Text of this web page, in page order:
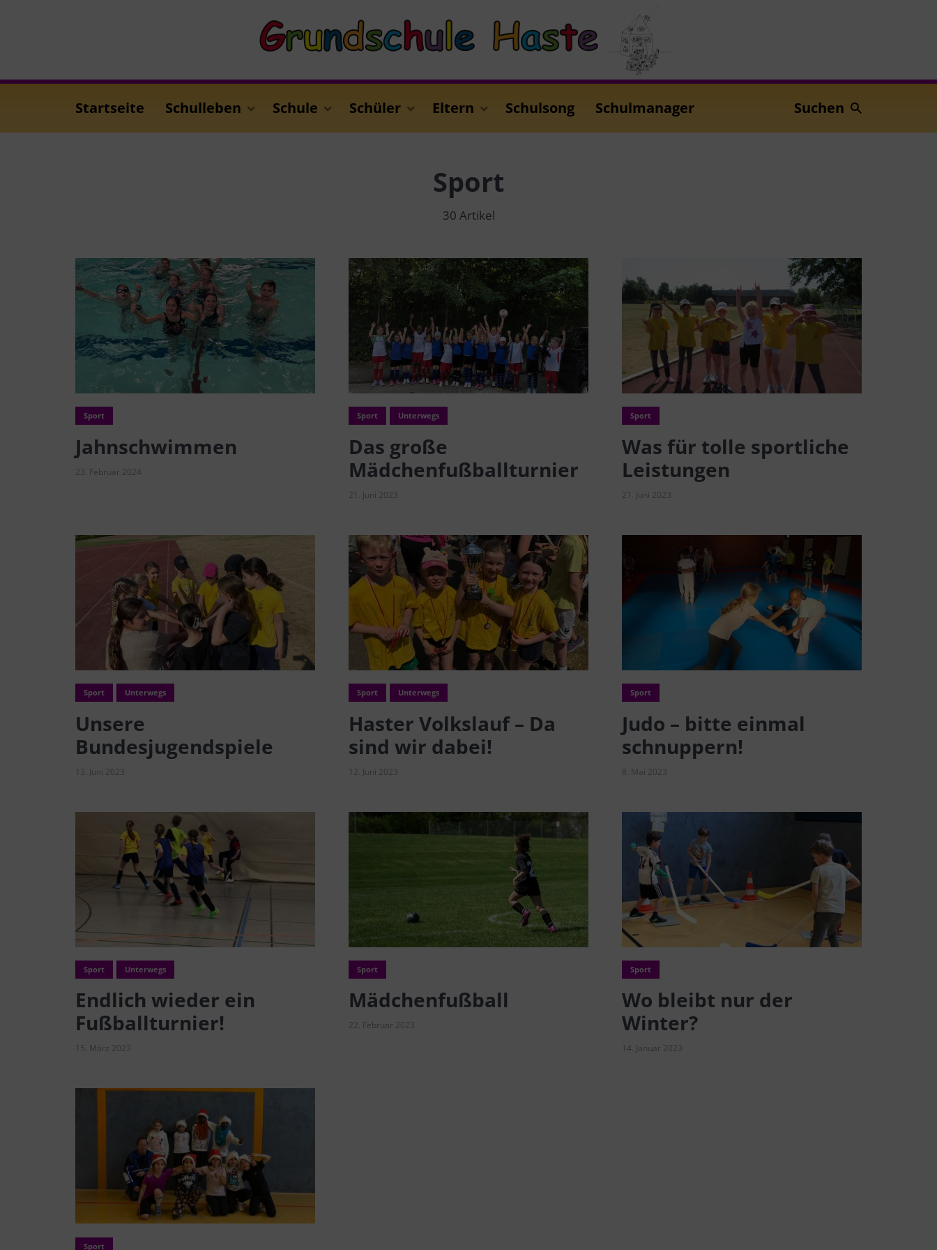
Startseite Schulleben Schule Schüler Eltern Schulsong Schulmanager Suchen
Sport
30 Artikel
Sport
Jahnschwimmen
23. Februar 2024
Sport Unterwegs
Das große
Mädchenfußballturnier
21. Juni 2023
Sport
Was für tolle sportliche
Leistungen
21. Juni 2023
Sport Unterwegs
Unsere
Bundesjugendspiele
13. Juni 2023
Sport Unterwegs
Haster Volkslauf – Da
sind wir dabei!
12. Juni 2023
Sport
Judo – bitte einmal
schnuppern!
8. Mai 2023
Sport Unterwegs
Endlich wieder ein
Fußballturnier!
15. März 2023
Sport
Mädchenfußball
22. Februar 2023
Sport
Wo bleibt nur der
Winter?
14. Januar 2023
Sport